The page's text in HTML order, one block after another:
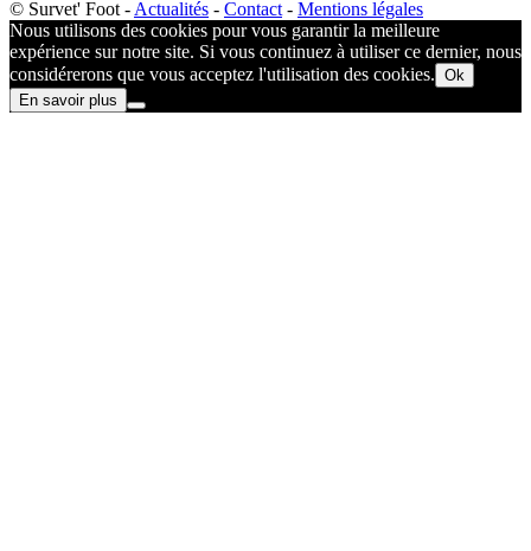
© Survet' Foot - Actualités - Contact - Mentions légales
Nous utilisons des cookies pour vous garantir la meilleure
expérience sur notre site. Si vous continuez à utiliser ce dernier, nous
considérerons que vous acceptez l'utilisation des cookies. Ok
En savoir plus